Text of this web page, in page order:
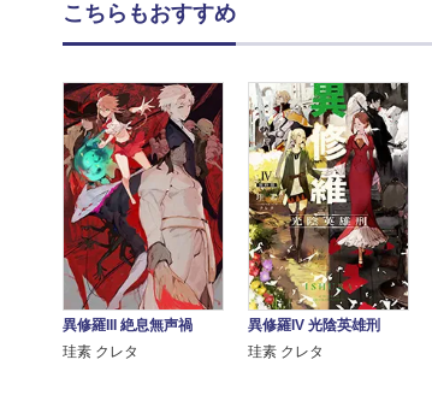
こちらもおすすめ
異修羅III 絶息無声禍
珪素 クレタ
異修羅IV 光陰英雄刑
珪素 クレタ